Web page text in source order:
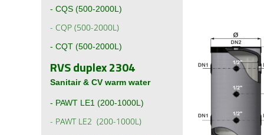
- CQS (500-2000L)
- CQP (500-2000L)
- CQT (500-2000L)
RVS duplex 2304
Sanitair & CV warm water
- PAWT LE1 (200-1000L)
- PAWT LE2 (200-1000L)